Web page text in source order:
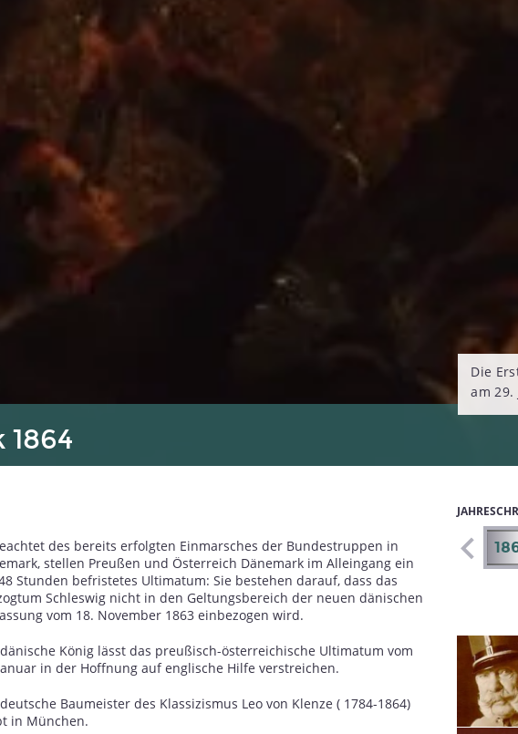
Die
am 29.
1864
des bereits erfolgten Einmarsches der Bundestruppen in
stellen Preußen und Österreich Dänemark im Alleingang ein
Stunden befristetes Ultimatum: Sie bestehen darauf, dass das
Schleswig nicht in den Geltungsbereich der neuen dänischen
vom 18. November 1863 einbezogen wird.
König lässt das preußisch-österreichische Ultimatum vom
in der Hoffnung auf englische Hilfe verstreichen.
Baumeister des Klassizismus Leo von Klenze ( 1784-1864)
in München.
1855 1856 1857 1858 1859 1860 1861 1862 1863